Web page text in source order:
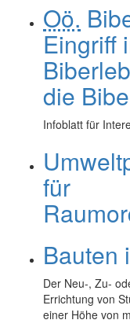
Oö.
Eingriff
die
Infoblatt für
für
Bauten
Der Neu-, Zu-
Errichtung von
einer Höhe von